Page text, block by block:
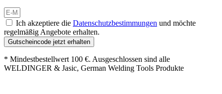
Ich akzeptiere die Datenschutzbestimmungen und möchte
regelmäßig Angebote erhalten.
Gutscheincode jetzt erhalten
* Mindestbestellwert 100 €. Ausgeschlossen sind alle
WELDINGER & Jasic, German Welding Tools Produkte